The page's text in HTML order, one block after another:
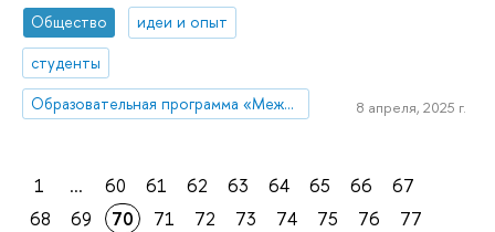
Общество
идеи и опыт
студенты
Образовательная программа «Международные отношения»
8 апреля, 2025 г.
1 ... 60 61 62 63 64 65 66
67
68
69 70 71 72 73 74 75 76
77